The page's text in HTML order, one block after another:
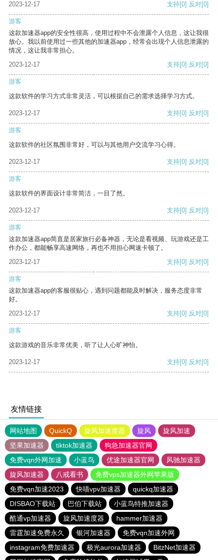
2023-12-17 支持[0] 反对[0]
游客
这款加速器app的安全性很高，使用过程中不会泄露个人信息，这让我很
放心。我以前使用过一些其他的加速器app，经常会出现个人信息泄露的
情况，这让我非常担心。
2023-12-17
支持[0] 反对[0]
游客
这款软件的学习方式非常灵活，可以根据自己的需求选择学习方式。
2023-12-17 支持[0] 反对[0]
游客
这款软件的社区氛围非常好，可以与其他用户交流学习心得。
2023-12-17 支持[0] 反对[0]
游客
这款软件的界面设计非常简洁，一目了然。
2023-12-17 支持[0] 反对[0]
游客
这款加速器app简直是居家旅行必备神器，无论是看视频、玩游戏还是工
作办公，都能畅享高速网络，再也不用担心网速卡顿了。
2023-12-17
支持[0] 反对[0]
游客
这款加速器app的客服很贴心，遇到问题都能及时解决，服务态度非常
好。
2023-12-17
支持[0] 反对[0]
游客
这款游戏的音乐非常优美，听了让人心旷神怡。
2023-12-17 支持[0] 反对[0]
友情链接
网站地图 QuickQ 旋风加速度器 旋风
旋风加速
坚果加速器
tiktok加速器
狗急加速器官网
免费vqn外网加速
小蓝鸟 优途加速器官网
风驰加速器
旋风加速器
八戒看书
免费vps加速器外网苹果版
免费vqn加速2023
快喵vpv加速器
quickq加速器
DISBAO下载站
巴伯下载站
小蓝鸟特推加速器
酷通vp加速器
旋风加速度器
hammer加速器
雷霆加速免费永久
银河加速器
免费vqn加速外网
instagram免费加速器
极光aurora加速器
BitzNet加速器